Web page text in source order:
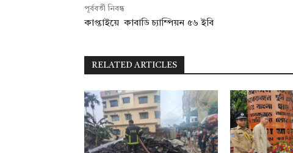
পূর্ববর্তী নিবন্ধ
কাপ্তাইয়ে কাবাডি চ্যাম্পিয়ন ৫৬ ইবি
RELATED ARTICLES